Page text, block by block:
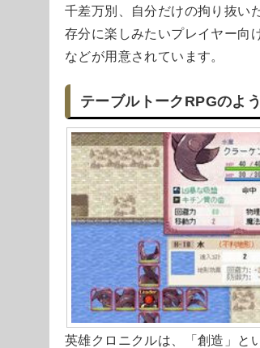
千差万別、自分だけの拘り抜い
存分に楽しみたいプレイヤー向
などが用意されています。
テーブルトークRPGのよ
英雄クロニクルは、「創造」と